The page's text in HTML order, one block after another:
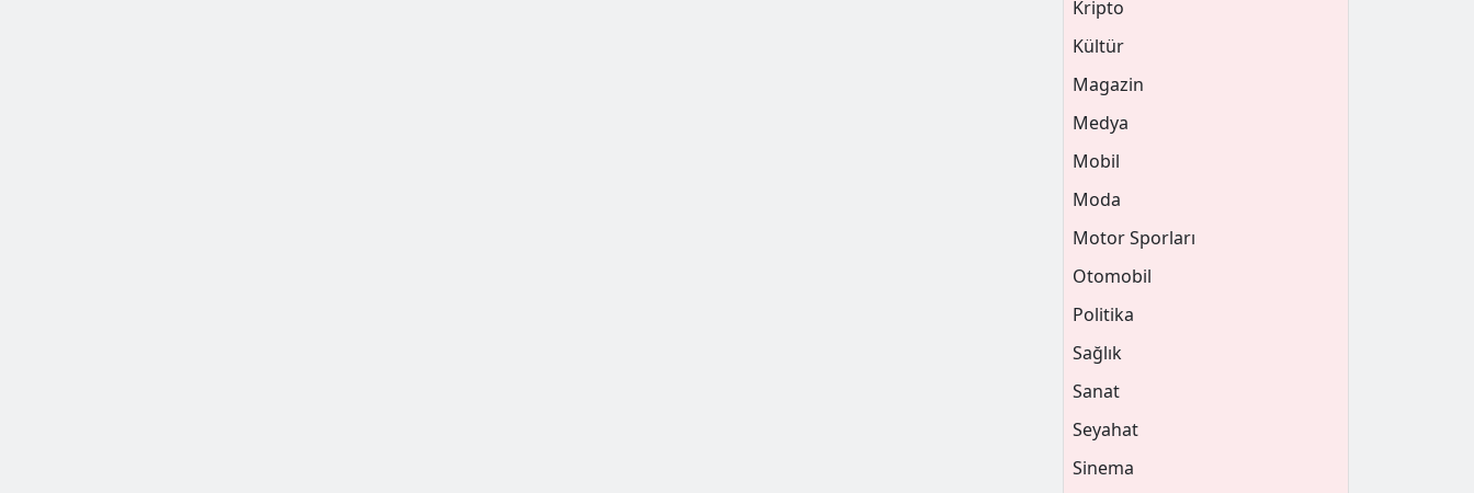
Kripto
Kültür
Magazin
Medya
Mobil
Moda
Motor Sporları
Otomobil
Politika
Sağlık
Sanat
Seyahat
Sinema